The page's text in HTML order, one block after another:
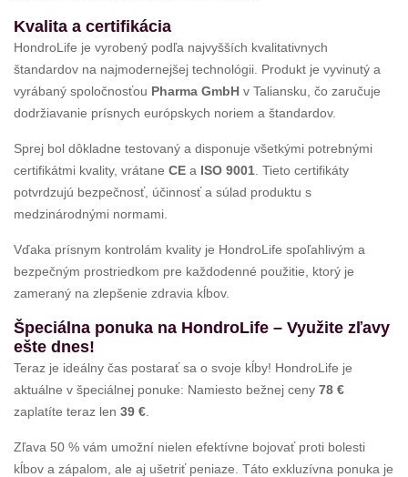
Kvalita a certifikácia
HondroLife je vyrobený podľa najvyšších kvalitativnych
štandardov na najmodernejšej technológii. Produkt je vyvinutý a
vyrábaný spoločnosťou Pharma GmbH v Taliansku, čo zaručuje
dodržiavanie prísnych európskych noriem a štandardov.
Sprej bol dôkladne testovaný a disponuje všetkými potrebnými
certifikátmi kvality, vrátane CE a ISO 9001 . Tieto certifikáty
potvrdzujú bezpečnosť, účinnosť a súlad produktu s
medzinárodnými normami.
Vďaka prísnym kontrolám kvality je HondroLife spoľahlivým a
bezpečným prostriedkom pre každodenné použitie, ktorý je
zameraný na zlepšenie zdravia kĺbov.
Špeciálna ponuka na HondroLife – Využite zľavy
ešte dnes!
Teraz je ideálny čas postarať sa o svoje kĺby! HondroLife je
aktuálne v špeciálnej ponuke: Namiesto bežnej ceny 78 €
zaplatíte teraz len 39 €
Zľava 50 % vám umožní nielen efektívne bojovať proti bolesti
kĺbov a zápalom, ale aj ušetriť peniaze. Táto exkluzívna ponuka je